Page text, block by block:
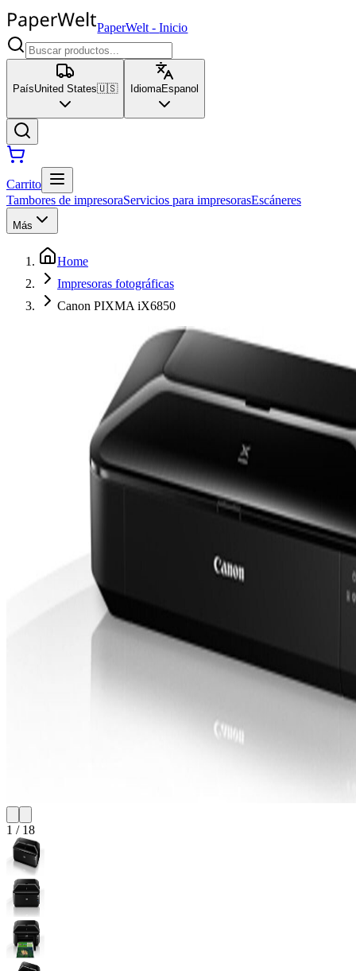
PaperWelt -Inicio
PaísUnited States🇺🇸 IdiomaEspanol
Carrito
Tambores de impresoraServicios para impresorasEscáneres
Más
Home
Impresoras fotográficas
Canon PIXMA iX6850
1 / 18